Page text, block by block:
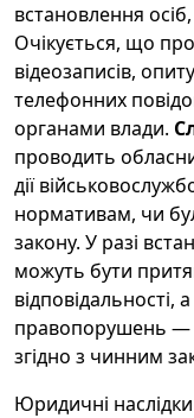
встановлення
Очікується, що
відеозаписів,
телефонних
органами влади.
проводить
дії
нормативам, чи
закону. У разі
можуть бути
відповідальності,
правопорушень —
згідно з чинним
Юридичні